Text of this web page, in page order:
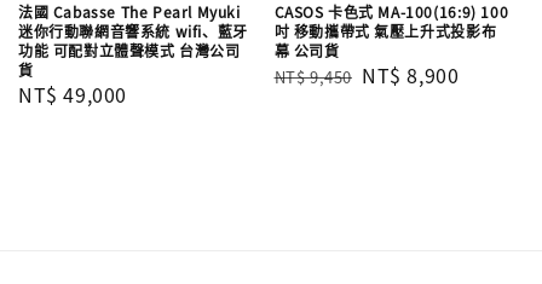
法國 Cabasse The Pearl Myuki
迷你行動聯網音響系統 wifi、藍牙
功能 可配對立體聲模式 台灣公司
貨
Regular
NT$ 49,000
CASOS 卡色式 MA-100(16:9) 100
吋 移動攜帶式 氣壓上升式投影布
幕 公司貨
Regular
NT$ 9,450 Sale
NT$ 8,900